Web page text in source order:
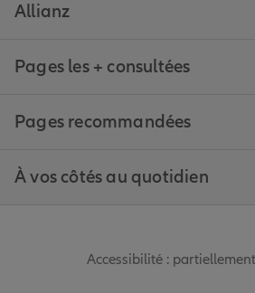
Allianz
Pages les + consultées
Pages recommandées
À vos côtés au quotidien
Accessibilité :